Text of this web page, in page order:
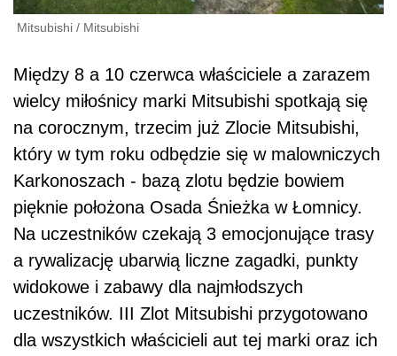
Mitsubishi / Mitsubishi
Między 8 a 10 czerwca właściciele a zarazem
wielcy miłośnicy marki Mitsubishi spotkają się
na corocznym, trzecim już Zlocie Mitsubishi,
który w tym roku odbędzie się w malowniczych
Karkonoszach - bazą zlotu będzie bowiem
pięknie położona Osada Śnieżka w Łomnicy.
Na uczestników czekają 3 emocjonujące trasy
a rywalizację ubarwią liczne zagadki, punkty
widokowe i zabawy dla najmłodszych
uczestników. III Zlot Mitsubishi przygotowano
dla wszystkich właścicieli aut tej marki oraz ich